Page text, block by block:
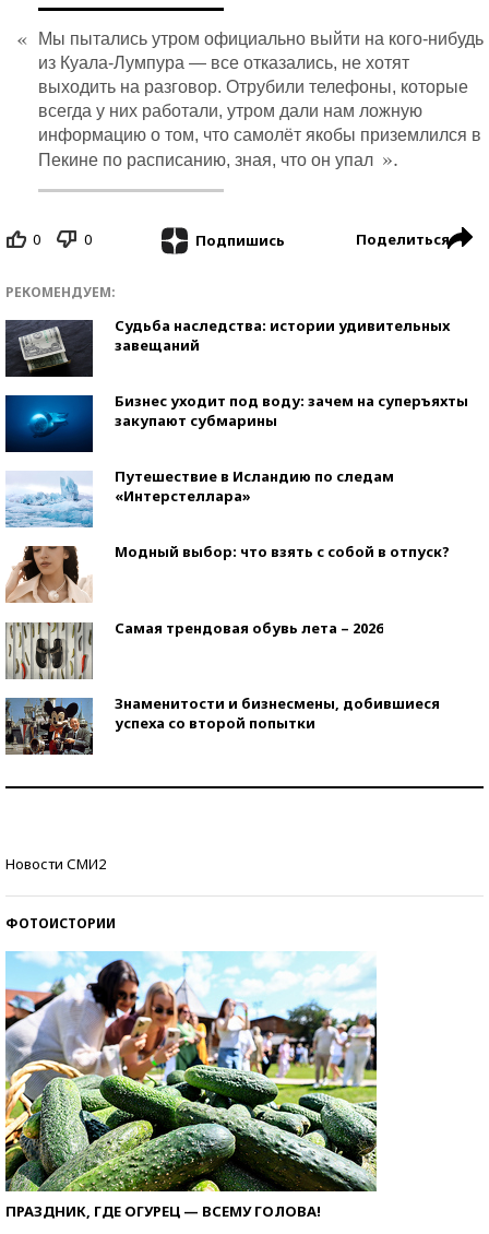
«
Мы пытались утром официально выйти на кого-нибудь
из Куала-Лумпура — все отказались, не хотят
выходить на разговор. Отрубили телефоны, которые
всегда у них работали, утром дали нам ложную
информацию о том, что самолёт якобы приземлился в
Пекине по расписанию, зная, что он упал ».
0 0 Подпишись Поделиться
РЕКОМЕНДУЕМ:
Судьба наследства: истории удивительных
завещаний
Бизнес уходит под воду: зачем на суперъяхты
закупают субмарины
Путешествие в Исландию по следам
«Интерстеллара»
Модный выбор: что взять с собой в отпуск?
Самая трендовая обувь лета – 2026
Знаменитости и бизнесмены, добившиеся
успеха со второй попытки
Новости СМИ2
ФОТОИСТОРИИ
ПРАЗДНИК, ГДЕ ОГУРЕЦ — ВСЕМУ ГОЛОВА!